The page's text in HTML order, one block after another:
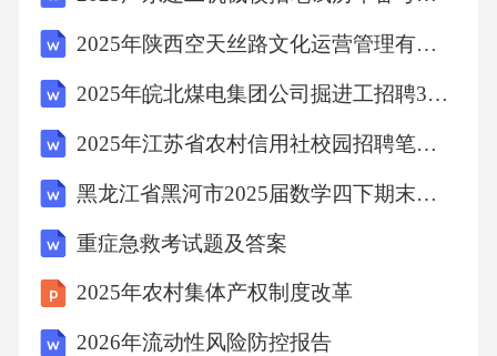
2025年陕西空天丝路文化运营管理有限责任公司招聘（44人）笔试历年备考题库附带答案详解
2025年皖北煤电集团公司掘进工招聘380名笔试历年难易错考点试卷带答案解析
2025年江苏省农村信用社校园招聘笔试历年典型考题及考点剖析附带答案详解
黑龙江省黑河市2025届数学四下期末学业质量监测试题（含答案）
重症急救考试题及答案
2025年农村集体产权制度改革
2026年流动性风险防控报告